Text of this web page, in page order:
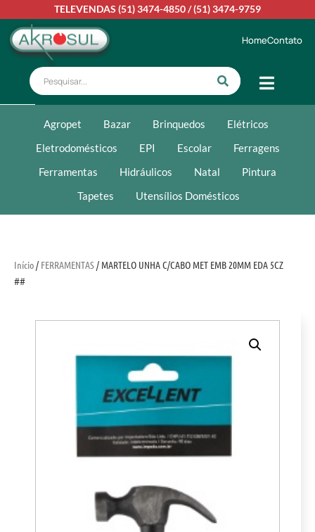
TELEVENDAS (51) 3474-4850/(51) 3474-9759
HomeContato
Agropet Bazar Brinquedos
Elétricos
Eletrodomésticos
EPI Escolar
Ferragens
Ferramentas
Hidráulicos Natal
Pintura
Tapetes
Utensílios Domésticos
Início/ FERRAMENTAS/ MARTELO UNHA C/CABO MET EMB 20MM EDA 5CZ
##